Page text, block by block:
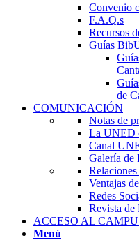
Convenio
F.A.Q.s
Recursos
Guías
de
COMUNICACIÓN
Notas de
La UNED
Canal
Galería de
Ventajas
Redes
Revista de
ACCESO AL
Menú